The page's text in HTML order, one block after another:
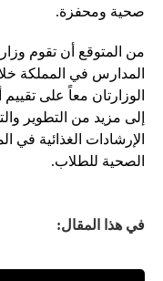
صحية ومحفزة.
من المتوقع أن تقوم
المدارس في المملكة
الوزارتان معاً على تقييم
إلى مزيد من التطوير
الإرشادات الغذائية في
الصحية للطلاب.
في هذا المقال: